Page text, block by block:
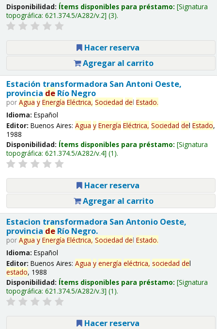
Disponibilidad: Ítems disponibles para préstamo: Signatura
topográfica: 621.374.5/A282/v.2 (3).
Hacer reserva
Agregar al carrito
Estación transformadora San Antoni Oeste,
provincia deRío Negro
por Agua y Energía Eléctrica, Sociedad del Estado.
Idioma: Español
Editor: Buenos Aires: Agua y Energía Eléctrica, Sociedad del Estado,
1988
Disponibilidad: Ítems disponibles para préstamo: Signatura
topográfica: 621.374.5/A282/v.4 (1).
Hacer reserva
Agregar al carrito
Estacion transformadora San Antonio Oeste,
provincia deRío Negro.
por Agua y Energía Eléctrica, Sociedad del Estado.
Idioma: Español
Editor: Buenos Aires: Agua y energía eléctrica, sociedad del
estado, 1988
Disponibilidad: Ítems disponibles para préstamo: Signatura
topográfica: 621.374.5/A282/v.3 (1).
Hacer reserva